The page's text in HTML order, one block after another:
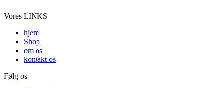
Vores LINKS
hjem
Shop
om os
kontakt os
Følg os